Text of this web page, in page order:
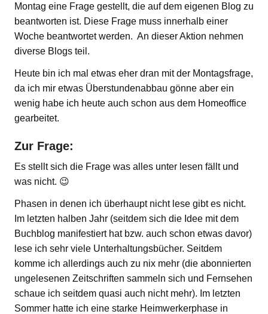
Montag eine Frage gestellt, die auf dem eigenen Blog zu
beantworten ist. Diese Frage muss innerhalb einer
Woche beantwortet werden. An dieser Aktion nehmen
diverse Blogs teil.
Heute bin ich mal etwas eher dran mit der Montagsfrage,
da ich mir etwas Überstundenabbau gönne aber ein
wenig habe ich heute auch schon aus dem Homeoffice
gearbeitet.
Zur Frage:
Es stellt sich die Frage was alles unter lesen fällt und
was nicht. 😉
Phasen in denen ich überhaupt nicht lese gibt es nicht.
Im letzten halben Jahr (seitdem sich die Idee mit dem
Buchblog manifestiert hat bzw. auch schon etwas davor)
lese ich sehr viele Unterhaltungsbücher. Seitdem
komme ich allerdings auch zu nix mehr (die abonnierten
ungelesenen Zeitschriften sammeln sich und Fernsehen
schaue ich seitdem quasi auch nicht mehr). Im letzten
Sommer hatte ich eine starke Heimwerkerphase in